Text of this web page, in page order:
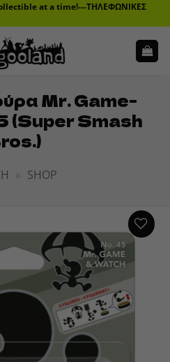
at a time!---ΤΗΛΕΦΩΝΙΚΕΣ
Mr. Game-
(Super Smash
» SHOP
ADD TO
WISHLIST